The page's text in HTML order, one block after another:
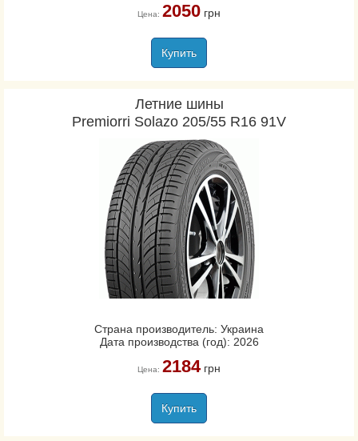
Цена: 2050грн
Купить
Летние шины
Premiorri Solazo 205/55 R16 91V
Страна производитель: Украина
Дата производства (год): 2026
Цена: 2184грн
Купить